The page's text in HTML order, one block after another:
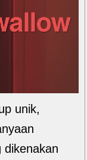
unik,
dikenakan